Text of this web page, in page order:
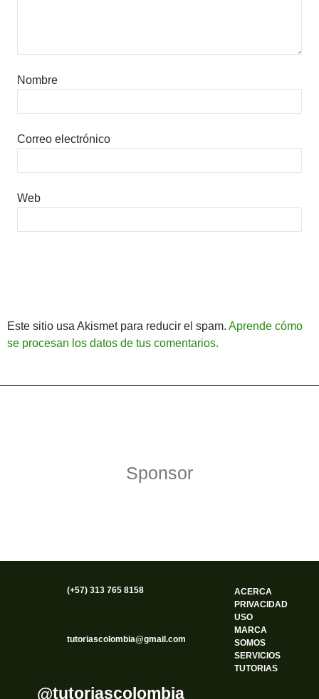
Nombre
Correo electrónico
Web
Este sitio usa Akismet para reducir el spam. Aprende cómo
se procesan los datos de tus comentarios.
Sponsor
(+57) 313 765 8158
tutoriascolombia@gmail.com
@tutoriascolombia
ACERCA
PRIVACIDAD
USO
MARCA
SOMOS
SERVICIOS
TUTORIAS